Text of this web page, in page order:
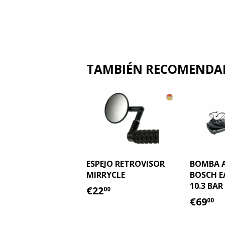
TAMBIÉN
ESPEJO RETROVISOR
MIRRYCLE
PRECIO
€2200
BOMBA
BOSCH
10.3
PRECIO
€6900